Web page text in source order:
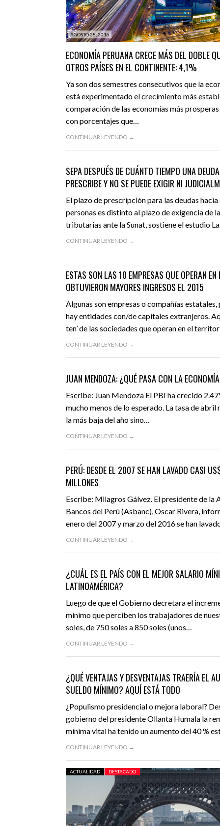
AGOSTO 28, 2016
ECONOMÍA PERUANA CRECE MÁS DEL DOBLE
OTROS PAÍSES EN EL CONTINENTE: 4,1%
Ya son dos semestres consecutivos que la
está experimentado el crecimiento más
comparación de las economías más
con porcentajes que…
CONTINUAR LEYENDO →
AGOSTO 12, 2016
SEPA DESPUÉS DE CUÁNTO TIEMPO UNA
PRESCRIBE Y NO SE PUEDE EXIGIR NI
El plazo de prescripción para las deudas hacia
personas es distinto al plazo de exigencia de
tributarias ante la Sunat, sostiene el estudio
CONTINUAR LEYENDO →
JULIO 12, 2016
ESTAS SON LAS 10 EMPRESAS QUE OPERAN EN
OBTUVIERON MAYORES INGRESOS EL 2015
Algunas son empresas o compañías
hay entidades con/de capitales extranjeros.
ten’ de las sociedades que operan en el
CONTINUAR LEYENDO →
JUNIO 16, 2016
JUAN MENDOZA: ¿QUÉ PASA CON LA
Escribe: Juan Mendoza El PBI ha crecido
mucho menos de lo esperado. La tasa de abril
la más baja del año sino…
CONTINUAR LEYENDO →
JUNIO 1, 2016
PERÚ: DESDE EL 2007 SE HAN LAVADO CASI
MILLONES
Escribe: Milagros Gálvez. El presidente de la
Bancos del Perú (Asbanc), Oscar Rivera,
enero del 2007 y marzo del 2016 se han
CONTINUAR LEYENDO →
ABRIL 2, 2016
¿CUÁL ES EL PAÍS CON EL MEJOR SALARIO
LATINOAMÉRICA?
Luego de que el Gobierno decretara el
mínimo que perciben los trabajadores de
soles, de 750 soles a 850 soles (unos…
CONTINUAR LEYENDO →
MARZO 31, 2016
¿QUÉ VENTAJAS Y DESVENTAJAS TRAERÍA EL
SUELDO MÍNIMO? AQUÍ ESTÁ TODO
¿Populismo presidencial o mejora laboral?
gobierno del presidente Ollanta Humala la
mínima vital ha tenido un aumento del 40 %
CONTINUAR LEYENDO →
ACTUALIDAD DESTACADO